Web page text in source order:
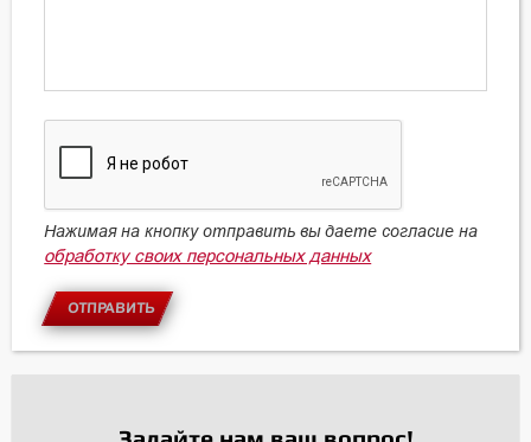
Нажимая на кнопку отправить вы даете согласие на
обработку своих персональных данных
ОТПРАВИТЬ